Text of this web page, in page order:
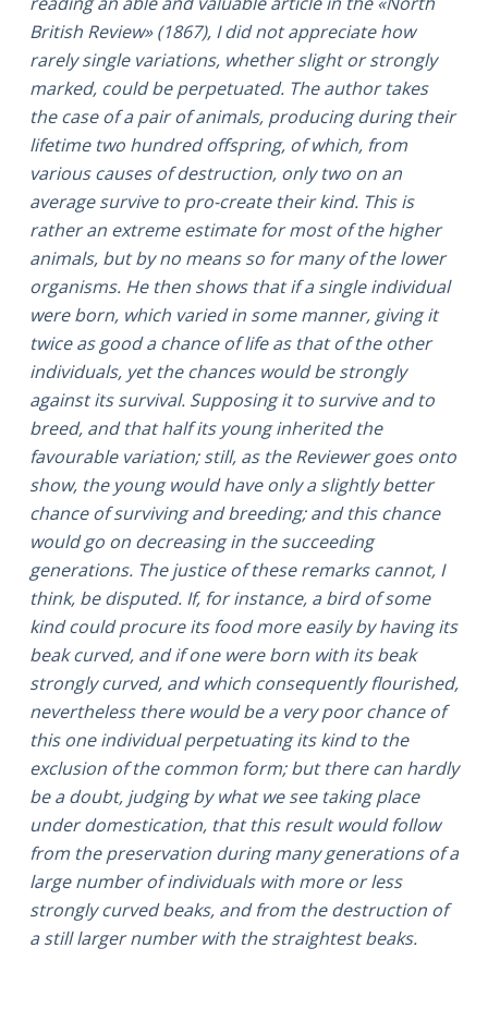
British Review» (1867), I did not appreciate how
rarely single variations, whether slight or strongly
marked, could be perpetuated. The author takes
the case of a pair of animals, producing during their
lifetime two hundred offspring, of which, from
various causes of destruction, only two on an
average survive to pro-create their kind. This is
rather an extreme estimate for most of the higher
animals, but by no means so for many of the lower
organisms. He then shows that if a single individual
were born, which varied in some manner, giving it
twice as good a chance of life as that of the other
individuals, yet the chances would be strongly
against its survival. Supposing it to survive and to
breed, and that half its young inherited the
favourable variation; still, as the Reviewer goes onto
show, the young would have only a slightly better
chance of surviving and breeding; and this chance
would go on decreasing in the succeeding
generations. The justice of these remarks cannot, I
think, be disputed. If, for instance, a bird of some
kind could procure its food more easily by having its
beak curved, and if one were born with its beak
strongly curved, and which consequently flourished,
nevertheless there would be a very poor chance of
this one individual perpetuating its kind to the
exclusion of the common form; but there can hardly
be a doubt, judging by what we see taking place
under domestication, that this result would follow
from the preservation during many generations of a
large number of individuals with more or less
strongly curved beaks, and from the destruction of
a still larger number with the straightest beaks.